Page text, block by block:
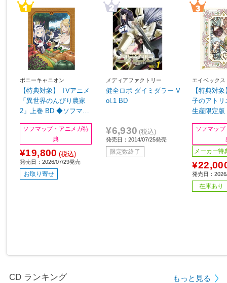
ポニーキャニオン
【特典対象】 TVアニメ
「異世界のんびり農家
2」上巻 BD ◆ソフマッ
入特典「上下巻収納BO
X・B2タペストリー（キ
ービジュアル絵柄）」
ソフマップ・アニメガ特
典
¥19,800 (税込)
発売日：2026/07/29発売
お取り寄せ
メディアファクトリー
健全ロボ ダイミダラー V
ol.1 BD
¥6,930 (税込)
発売日：2014/07/25発売
限定数終了
エイベック
【特典対
子のアト
生産限定
購入特典
＆缶バッ
7mm)」
ソフマッ
メーカー特
発売日：
在庫あり
CD ランキング もっと見る